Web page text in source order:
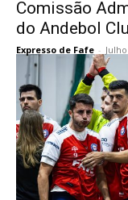
Comissão
do Andebol
Expresso de Fafe -